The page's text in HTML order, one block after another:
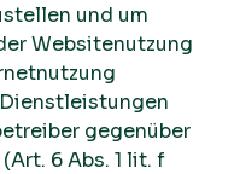
und um
Websitenutzung
gegenüber
6 Abs. 1 lit. f